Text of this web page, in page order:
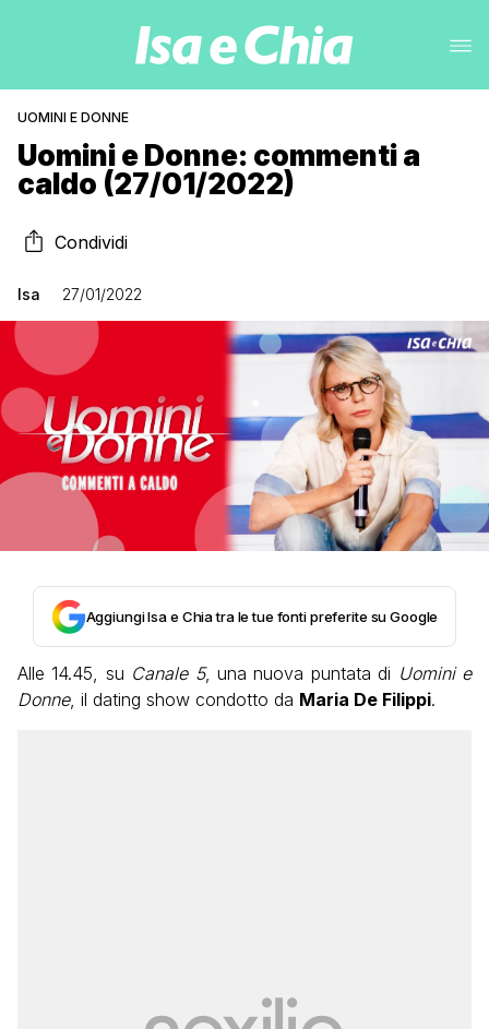
UOMINI E DONNE
Uomini e Donne: commenti a
caldo (27/01/2022)
Condividi
Isa 27/01/2022
Aggiungi Isa e Chia tra le tue fonti preferite su Google
Alle 14.45, su Canale 5, una nuova puntata di Uomini e
Donne, il dating show condotto da Maria De Filippi.